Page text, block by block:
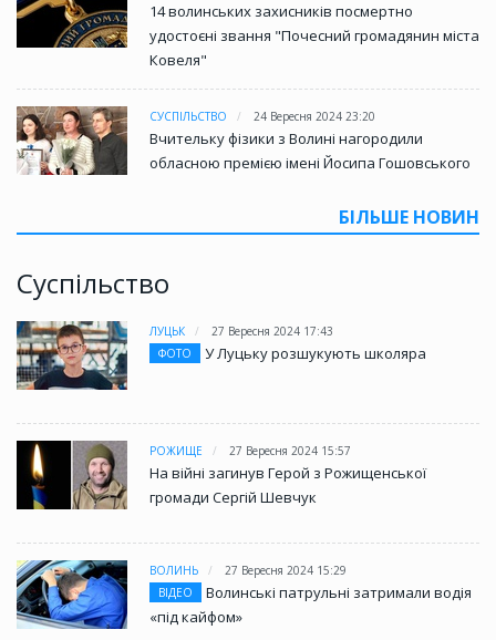
14 волинських захисників посмертно
удостоєні звання "Почесний громадянин міста
Ковеля"
СУСПІЛЬСТВО 24 Вересня 2024 23:20
Вчительку фізики з Волині нагородили
обласною премією імені Йосипа Гошовського
БІЛЬШЕ НОВИН
Суспільство
ЛУЦЬК
27 Вересня 2024 17:43
ФОТО
У Луцьку розшукують школяра
РОЖИЩЕ 27 Вересня 2024 15:57
На війні загинув Герой з Рожищенської
громади Сергій Шевчук
ВОЛИНЬ
27 Вересня 2024 15:29
ВІДЕО
Волинські патрульні затримали водія
«під кайфом»